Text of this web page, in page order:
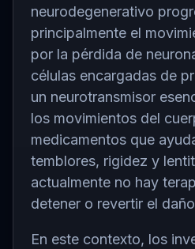
neurodegenerativo
principalmente el
por la pérdida de
células encargadas de
un neurotransmisor
los movimientos del
medicamentos que
temblores, rigidez y
actualmente no hay
detener o revertir el
En este contexto, los